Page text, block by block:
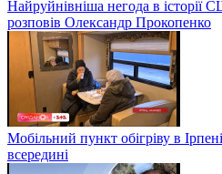
Найруйнівніша негода в історії
розповів Олександр Прокопенко
Мобільний пункт обігріву в
всередині